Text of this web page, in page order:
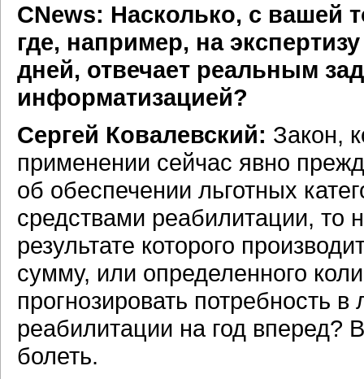
CNews: Насколько, с вашей
где, например, на
дней, отвечает реальным
информатизацией?
Сергей Ковалевский: Закон,
применении сейчас явно
об обеспечении льготных
средствами реабилитации, то
результате которого
сумму, или определенного
прогнозировать потребность
реабилитации на год вперед?
болеть.